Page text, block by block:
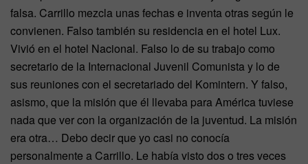
falsa. Carrillo mezcla unas fechas e inventa otras según le
convienen. Falso también su residencia en el hotel Lux.
Vivió en el hotel Nacional. Falso lo de su trabajo como
secretario de la Internacional Juvenil Comunista y lo de
sus reuniones con el secretaria­do del Komintern. Y falso,
asismo, que la misión que él llevaba para América tuviese
nada que ver con la organi­zación de la juventud. La misión
era otra… Debo decir que yo casi no conocía
personalmente a Ca­rrillo. Le había visto dos o tres veces